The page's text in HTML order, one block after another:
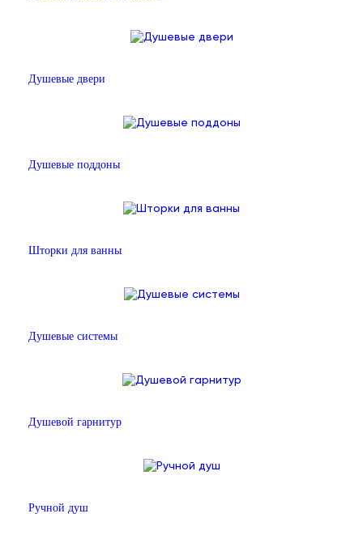
Душевые двери
Душевые поддоны
Шторки для ванны
Душевые системы
Душевой гарнитур
Ручной душ